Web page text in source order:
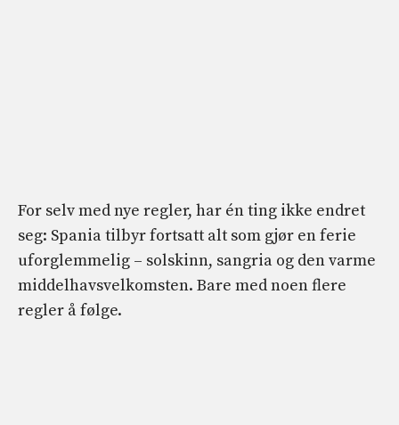
For selv med nye regler, har én ting ikke endret
seg: Spania tilbyr fortsatt alt som gjør en ferie
uforglemmelig – solskinn, sangria og den varme
middelhavsvelkomsten. Bare med noen flere
regler å følge.